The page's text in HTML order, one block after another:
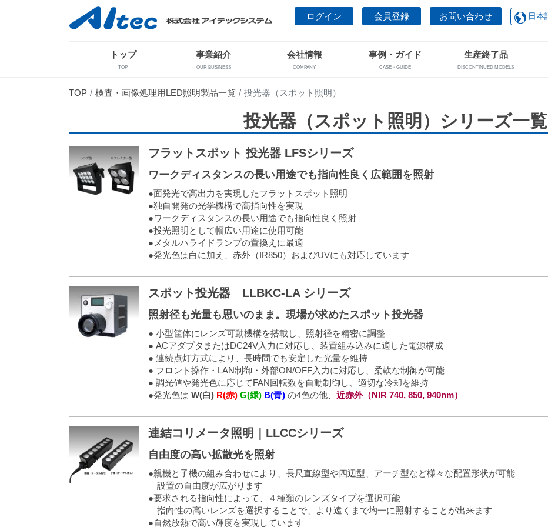
ログイン 会員登録 お問い合わせ
トップ
TOP
事業紹介
OUR BUSINESS
会社情報
COMPANY
事例・ガイド
CASE・GUIDE
生産終了品
DISCONTINUED MODELS
TOP 検査・画像処理用LED照明製品一覧 投光器（スポット照明）
投光器（スポット照明）シリーズ一覧
フラットスポット 投光器 LFSシリーズ
ワークディスタンスの長い用途でも指向性良く広範囲を照射
●面発光で高出力を実現したフラットスポット照明
●独自開発の光学機構で高指向性を実現
●ワークディスタンスの長い用途でも指向性良く照射
●投光照明として幅広い用途に使用可能
●メタルハライドランプの置換えに最適
●発光色は白に加え、赤外（IR850）およびUVにも対応しています
スポット投光器 LLBKC-LA シリーズ
照射径も光量も思いのまま。現場が求めたスポット投光器
● 小型筐体にレンズ可動機構を搭載し、照射径を精密に調整
● ACアダプタまたはDC24V入力に対応し、装置組み込みに適した電源構成
● 連続点灯方式により、長時間でも安定した光量を維持
● フロント操作・LAN制御・外部ON/OFF入力に対応し、柔軟な制御が可能
● 調光値や発光色に応じてFAN回転数を自動制御し、適切な冷却を維持
●発光色は W(白) R(赤) G(緑) B(青) の4色の他、 近赤外（NIR 740, 850, 940nm）
連結コリメータ照明｜LLCCシリーズ
自由度の高い拡散光を照射
●親機と子機の組み合わせにより、長尺直線型や四辺型、アーチ型など様々な配置形状が可能
設置の自由度が広がります
●要求される指向性によって、４種類のレンズタイプを選択可能
指向性の高いレンズを選択することで、より遠くまで均一に照射することが出来ます
●自然放熱で高い輝度を実現しています